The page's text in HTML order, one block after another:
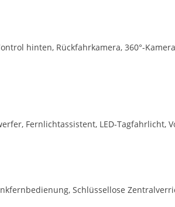
hinten, Rückfahrkamera, 360°-
Fernlichtassistent, LED-Tagfahrlicht,
Schlüssellose